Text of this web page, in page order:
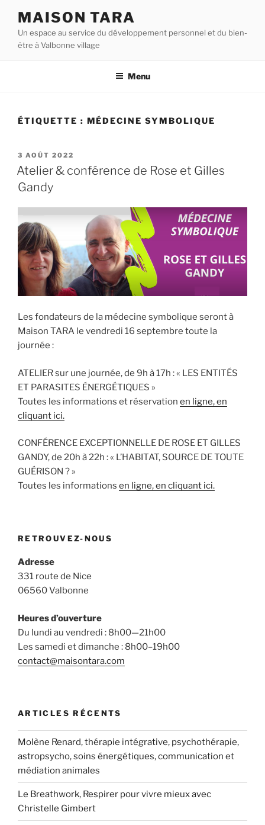
contenu
principal
MAISON TARA
Un espace au service du développement personnel et du bien-
être à Valbonne village
Menu
ÉTIQUETTE : MÉDECINE SYMBOLIQUE
PUBLIÉ
LE
3 AOÛT 2022
Atelier & conférence de Rose et Gilles
Gandy
Les fondateurs de la médecine symbolique seront à
Maison TARA le vendredi 16 septembre toute la
journée :
ATELIER sur une journée, de 9h à 17h : « LES ENTITÉS
ET PARASITES ÉNERGÉTIQUES »
Toutes les informations et réservation en ligne, en
cliquant ici.
CONFÉRENCE EXCEPTIONNELLE DE ROSE ET GILLES
GANDY, de 20h à 22h : « L’HABITAT, SOURCE DE TOUTE
GUÉRISON ? »
Toutes les informations en ligne, en cliquant ici.
RETROUVEZ-NOUS
Adresse
331 route de Nice
06560 Valbonne
Heures d’ouverture
Du lundi au vendredi : 8h00—21h00
Les samedi et dimanche : 8h00–19h00
contact@maisontara.com
ARTICLES RÉCENTS
Molène Renard, thérapie intégrative, psychothérapie,
astropsycho, soins énergétiques, communication et
médiation animales
Le Breathwork, Respirer pour vivre mieux avec
Christelle Gimbert